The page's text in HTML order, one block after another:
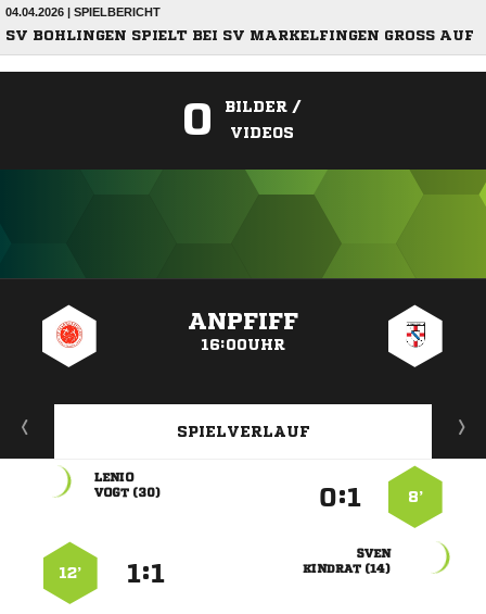
04.04.2026 | SPIELBERICHT
SV BOHLINGEN SPIELT BEI SV MARKELFINGEN GROSS AUF
0
BILDER /
VIDEOS
ANPFIFF
16:00UHR
SPIELVERLAUF
8’
:

 

 
:
12’